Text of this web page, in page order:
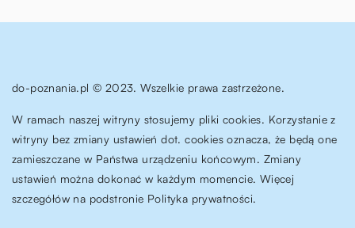
do-poznania.pl © 2023. Wszelkie prawa zastrzeżone.
W ramach naszej witryny stosujemy pliki cookies. Korzystanie z
witryny bez zmiany ustawień dot. cookies oznacza, że będą one
zamieszczane w Państwa urządzeniu końcowym. Zmiany
ustawień można dokonać w każdym momencie. Więcej
szczegółów na podstronie Polityka prywatności.